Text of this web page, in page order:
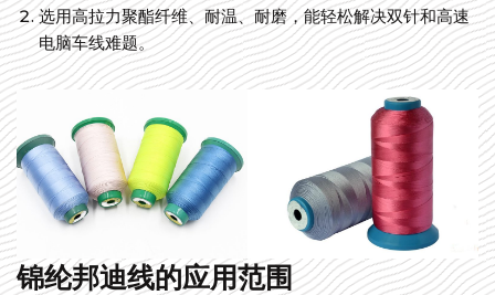
选用高拉力聚酯纤维、耐温、耐磨，能轻松解决双针和高速
电脑车线难题。
锦纶邦迪线的应用范围